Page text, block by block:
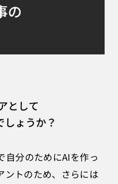
の
として
ょうか？
自分のためにAIを作っ
ントのため、さらには